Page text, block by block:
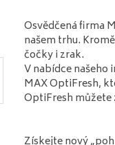
Osvědčená firma
našem trhu.
čočky i zrak.
V nabídce
MAX OptiFresh,
OptiFresh můžete